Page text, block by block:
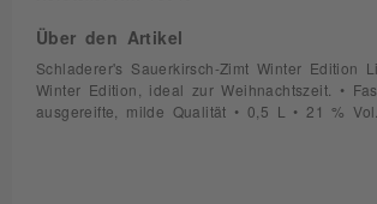
Über den Artikel
Schladerer's Sauerkirsch-Zimt Winter Edition
Winter Edition, ideal zur Weihnachtszeit. •
ausgereifte, milde Qualität • 0,5 L • 21 %